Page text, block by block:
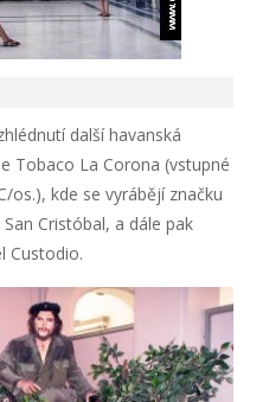
další havanská
Tobaco La Corona (vstupné
os.), kde se vyrábějí značku
Cristóbal, a dále pak
Custodio.